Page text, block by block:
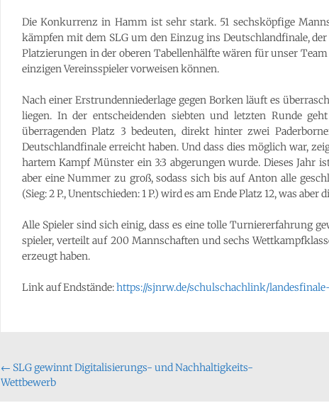
Die Konkurrenz in Hamm ist sehr stark. 51 sechsköpfige
kämpfen mit dem SLG um den Einzug ins Deutschlandfinale,
Platzierungen in der oberen Tabellenhälfte wären für unser
einzigen Vereinsspieler vorweisen können.
Nach einer Erstrundenniederlage gegen Borken läuft es
liegen. In der entscheidenden siebten und letzten Runde
überragenden Platz 3 bedeuten, direkt hinter zwei
Deutschlandfinale erreicht haben. Und dass dies möglich war,
hartem Kampf Münster ein 3:3 abgerungen wurde. Dieses Jahr
aber eine Nummer zu groß, sodass sich bis auf Anton alle
(Sieg: 2 P., Unentschieden: 1 P.) wird es am Ende Platz 12, was
Alle Spieler sind sich einig, dass es eine tolle Turniererfahrung
spieler, verteilt auf 200 Mannschaften und sechs
erzeugt haben.
Link auf Endstände:https://sjnrw.de/schulschachlink/
Beitragsnavigation
← SLG gewinnt Digitalisierungs- und Nachhaltigkeits-
Wettbewerb